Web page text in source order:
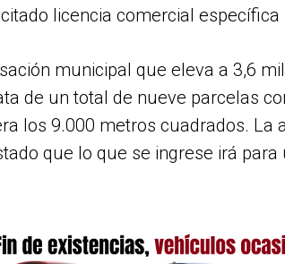
licencia comercial
municipal que eleva a 3,6
de un total de nueve parcelas
los 9.000 metros cuadrados. La
que lo que se ingrese irá para